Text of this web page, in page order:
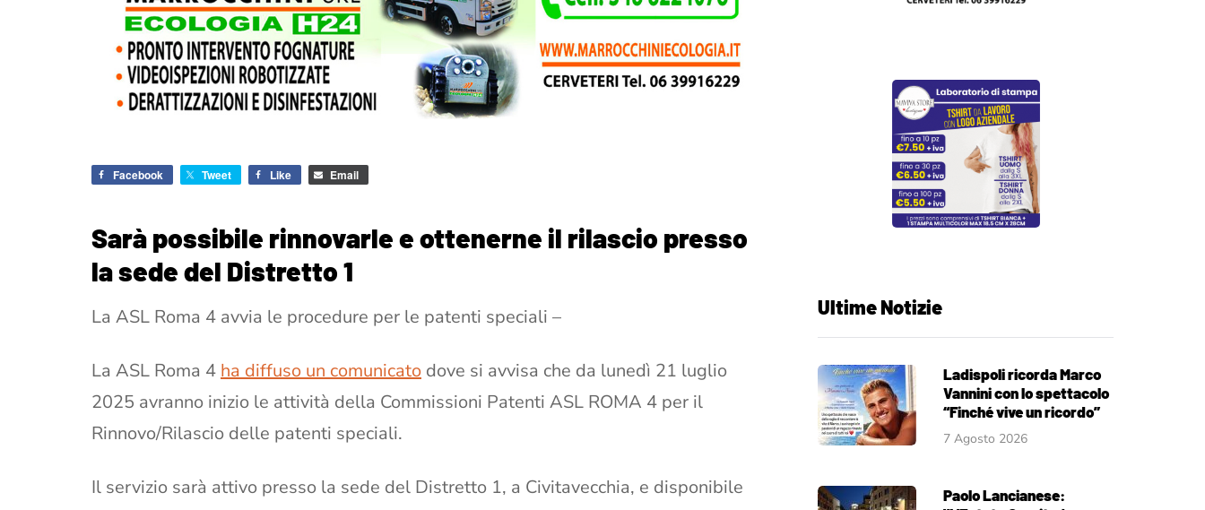
Facebook Tweet Like Email
Sarà possibile rinnovarle e ottenerne il rilascio presso
la sede del Distretto 1
La ASL Roma 4 avvia le procedure per le patenti speciali –
La ASL Roma 4 ha diffuso un comunicato dove si avvisa che da lunedì 21 luglio
2025 avranno inizio le attività della Commissioni Patenti ASL ROMA 4 per il
Rinnovo/Rilascio delle patenti speciali.
Il servizio sarà attivo presso la sede del Distretto 1, a Civitavecchia, e disponibile
Ultime Notizie
Ladispoli ricorda Marco
Vannini con lo spettacolo
“Finché vive un ricordo”
7 Agosto 2026
Paolo Lancianese: